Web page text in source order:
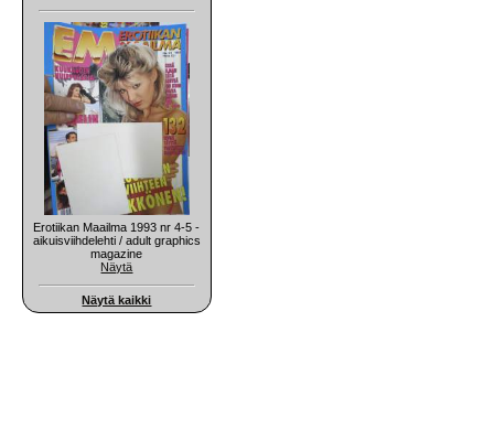
Erotiikan Maailma 1993 nr 4-5 -
aikuisviihdelehti / adult graphics
magazine
Näytä
Näytä kaikki